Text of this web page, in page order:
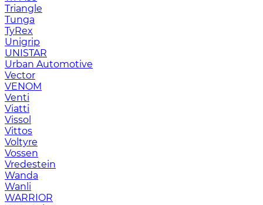
Triangle
Tunga
TyRex
Unigrip
UNISTAR
Urban Automotive
Vector
VENOM
Venti
Viatti
Vissol
Vittos
Voltyre
Vossen
Vredestein
Wanda
Wanli
WARRIOR